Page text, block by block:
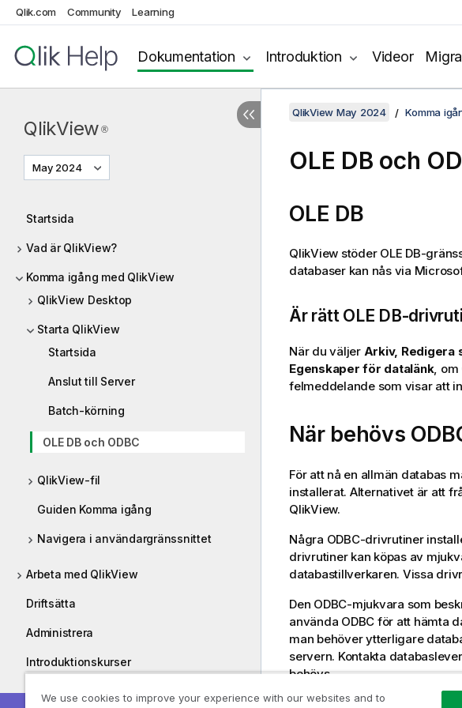
Qlik.com Community Learning
Dokumentation Introduktion Videor
QlikView ®
May 2024
Startsida
Vad är QlikView?
Komma igång med QlikView
QlikView Desktop
Starta QlikView
Startsida
Anslut till Server
Batch-körning
OLE DB och ODBC
QlikView-fil
Guiden Komma igång
Navigera i användargränssnittet
Arbeta med QlikView
Driftsätta
Administrera
Introduktionskurser
QlikView May 2024 Komma
OLE DB och
OLE DB
QlikView stöder OLE DB-
databaser kan nås via
Är rätt OLE DB-
När du väljerArkiv, Redigera
Egenskaper för datalänk, om
felmeddelande som visar att
När behövs
För att nå en allmän databas
installerat. Alternativet är att
QlikView.
Några ODBC-drivrutiner
drivrutiner kan köpas av
databastillverkaren. Vissa
Den ODBC-mjukvara som
använda ODBC för att hämta
man behöver ytterligare
servern. Kontakta
behövs.
QlikView fungerar med 32-
We use cookies to improve your experience with our websites and to